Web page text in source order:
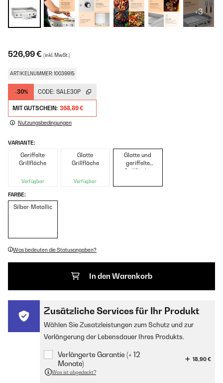
+3
526,99 € (inkl. MwSt.)
ARTIKELNUMMER: 10039915
-30% CODE: SALE30P
MIT GUTSCHEIN: 368,89 €
Nutzungsbedingungen
VARIANTE:
Geriffelte
Grillfläche
Verfügbar
Glatte
Grillfläche
Verfügbar
Glatte und
geriffelte
Grillfläche
FARBE:
Silber-Metallic
Was bedeuten die Statusangaben?
In den Warenkorb
Zusätzliche Services für Ihr Produkt
Wählen Sie Zusatzleistungen zum Schutz und zur
Verlängerung der Lebensdauer Ihres Produkts.
Verlängerte Garantie (+ 12
Monate)
18,90 €
Was ist abgedeckt?